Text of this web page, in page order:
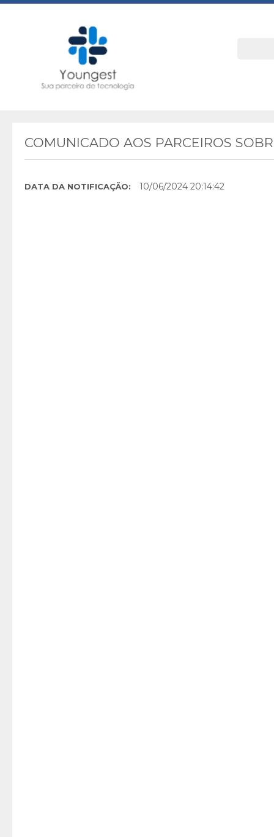
COMUNICADO AOS PARCEIROS
DATA DA NOTIFICAÇÃO: 10/06/2024 20:14:42